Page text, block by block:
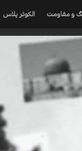
و مقاومت الکوثر پلاس